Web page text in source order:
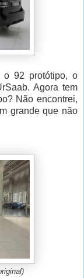
o 92 protótipo, o
Agora tem
Não encontrei,
grande que não